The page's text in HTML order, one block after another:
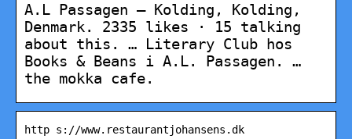
A.L Passagen – Kolding, Kolding,
Denmark. 2335 likes · 15 talking
about this. … Literary Club hos
Books & Beans i A.L. Passagen. …
the mokka cafe.
http s://www.restaurantjohansens.dk